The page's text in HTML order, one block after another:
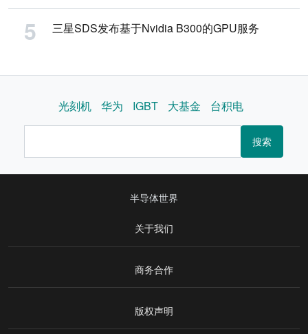
三星SDS发布基于Nvidia B300的GPU服务
光刻机 华为 IGBT 大基金 台积电
搜索
半导体世界
关于我们
商务合作
版权声明